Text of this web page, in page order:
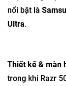
nổi bật là
Ultra.
Thiết kế & màn
trong khi Razr